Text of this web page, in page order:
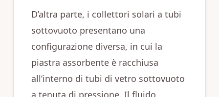
D’altra parte, i collettori solari a tubi
sottovuoto presentano una
configurazione diversa, in cui la
piastra assorbente è racchiusa
all’interno di tubi di vetro sottovuoto
a tenuta di pressione. Il fluido